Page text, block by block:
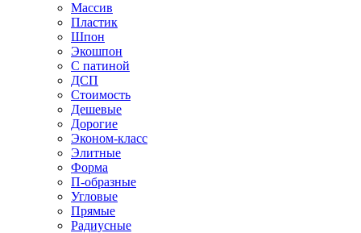
Массив
Пластик
Шпон
Экошпон
С патиной
ДСП
Стоимость
Дешевые
Дорогие
Эконом-класс
Элитные
Форма
П-образные
Угловые
Прямые
Радиусные